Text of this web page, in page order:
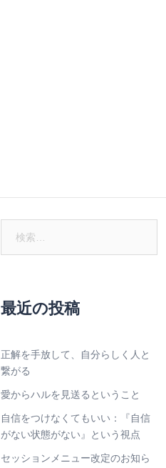
最近の投稿
正解を手放して、自分らしく人と
繋がる
愛からハルを見送るということ
自信をつけなくてもいい：『自信
がない状態がない』という視点
セッションメニュー改定のお知ら